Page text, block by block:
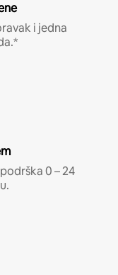
i jedna
0 – 24